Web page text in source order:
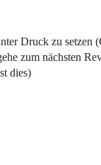
Druck zu setzen
zum nächsten
dies)